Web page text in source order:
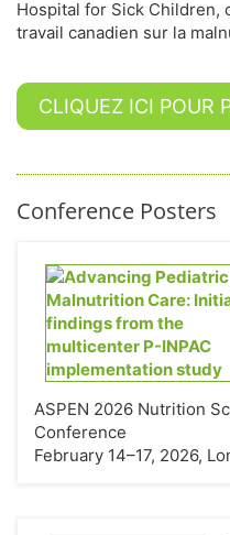
Hospital for Sick Children,
travail canadien sur la
CLIQUEZ ICI POUR
Conference Posters
ASPEN 2026 Nutrition
Conference
February 14–17, 2026,